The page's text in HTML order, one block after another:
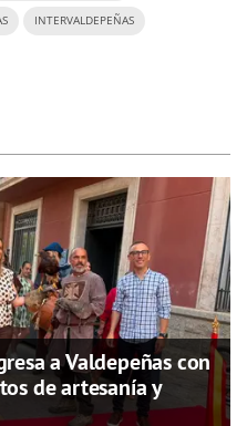
INTERVALDEPEÑAS
a Valdepeñas con
de artesanía y